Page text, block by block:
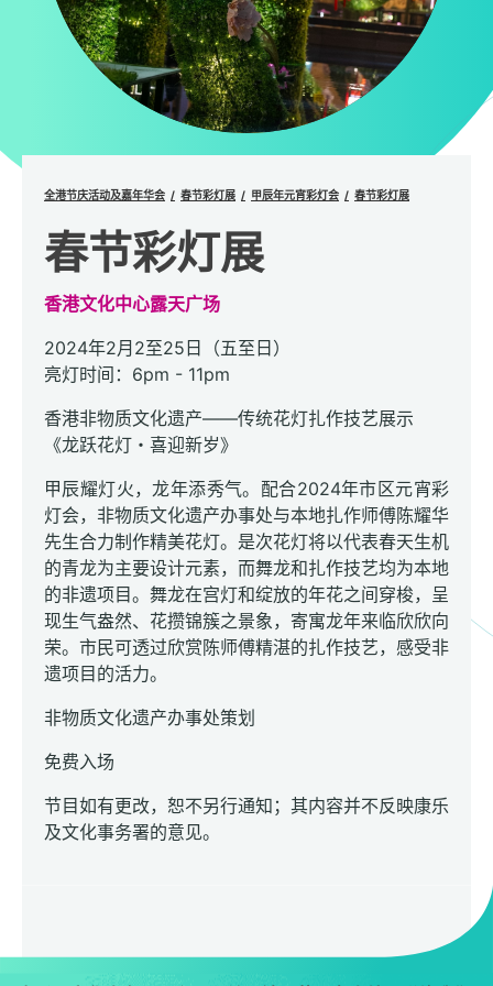
全港节庆活动及嘉年华会 春节彩灯展 甲辰年元宵彩灯会 春节彩灯展
春节彩灯展
香港文化中心露天广场
2024年2月2至25日（五至日）
亮灯时间：6pm - 11pm
香港非物质文化遗产——传统花灯扎作技艺展示
《龙跃花灯 ・喜迎新岁》
甲辰耀灯火，龙年添秀气。配合2024年市区元宵彩
灯会，非物质文化遗产办事处与本地扎作师傅陈耀华
先生合力制作精美花灯。是次花灯将以代表春天生机
的青龙为主要设计元素，而舞龙和扎作技艺均为本地
的非遗项目。舞龙在宫灯和绽放的年花之间穿梭，呈
现生气盎然、花攒锦簇之景象，寄寓龙年来临欣欣向
荣。市民可透过欣赏陈师傅精湛的扎作技艺，感受非
遗项目的活力。
非物质文化遗产办事处策划
免费入场
节目如有更改，恕不另行通知；其内容并不反映康乐
及文化事务署的意见。